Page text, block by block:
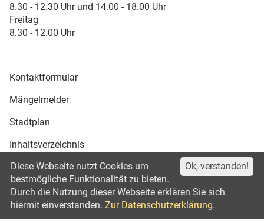
8.30 - 12.30 Uhr und 14.00 - 18.00 Uhr
Freitag
8.30 - 12.00 Uhr
Kontaktformular
Mängelmelder
Stadtplan
Inhaltsverzeichnis
Druckansicht
©2021
Impressum
Datenschutz
Erklärung zur Barrierefreiheit
Ok, verstanden!
Diese Webseite nutzt Cookies um
bestmögliche Funktionalität zu bieten.
Durch die Nutzung dieser Webseite erklären Sie sich
hiermit einverstanden. Zur Datenschutzerklärung.